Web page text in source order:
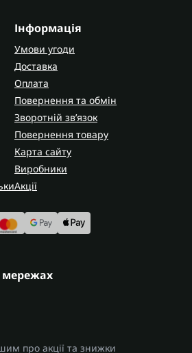
Інформація
Умови угоди
Доставка
Оплата
Повернення та обмін
Зворотній зв’язок
Повернення товару
Карта сайту
Виробники
Акції
мережах
про акції та знижки